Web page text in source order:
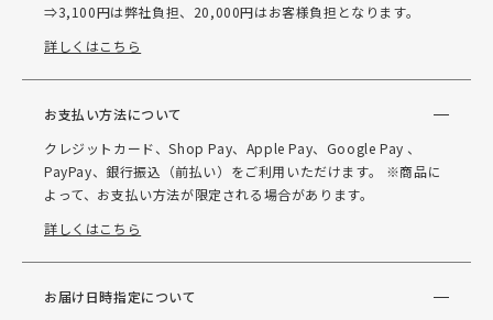
⇒3,100円は弊社負担、20,000円はお客様負担となります。
詳しくはこちら
お支払い方法について
クレジットカード、Shop Pay、Apple Pay、Google Pay 、
PayPay、銀行振込（前払い）をご利用いただけます。 ※商品に
よって、お支払い方法が限定される場合があります。
詳しくはこちら
お届け日時指定について